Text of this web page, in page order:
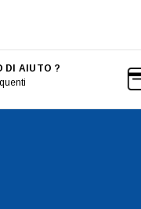
DI AIUTO ?